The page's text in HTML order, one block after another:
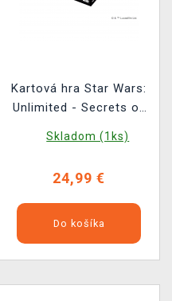
Kartová hra Star Wars:
Unlimited - Secrets of
(Padmé Amidala)
Skladom (1ks)
24,99 €
Do košíka